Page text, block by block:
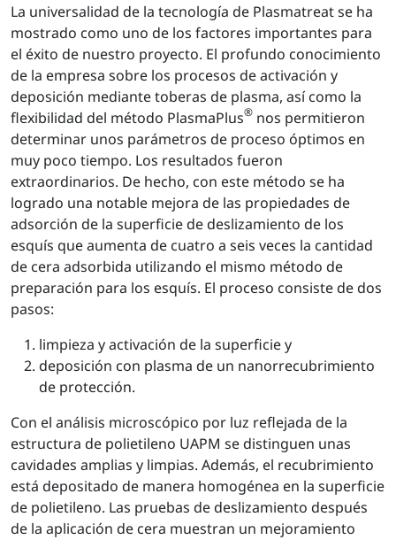
La universalidad de la tecnología de Plasmatreat se ha
mostrado como uno de los factores importantes para
el éxito de nuestro proyecto. El profundo conocimiento
de la empresa sobre los procesos de activación y
deposición mediante toberas de plasma, así como la
flexibilidad del método PlasmaPlus® nos permitieron
determinar unos parámetros de proceso óptimos en
muy poco tiempo. Los resultados fueron
extraordinarios. De hecho, con este método se ha
logrado una notable mejora de las propiedades de
adsorción de la superficie de deslizamiento de los
esquís que aumenta de cuatro a seis veces la cantidad
de cera adsorbida utilizando el mismo método de
preparación para los esquís. El proceso consiste de dos
pasos:
limpieza y activación de la superficie y
deposición con plasma de un nanorrecubrimiento
de protección.
Con el análisis microscópico por luz reflejada de la
estructura de polietileno UAPM se distinguen unas
cavidades amplias y limpias. Además, el recubrimiento
está depositado de manera homogénea en la superficie
de polietileno. Las pruebas de deslizamiento después
de la aplicación de cera muestran un mejoramiento